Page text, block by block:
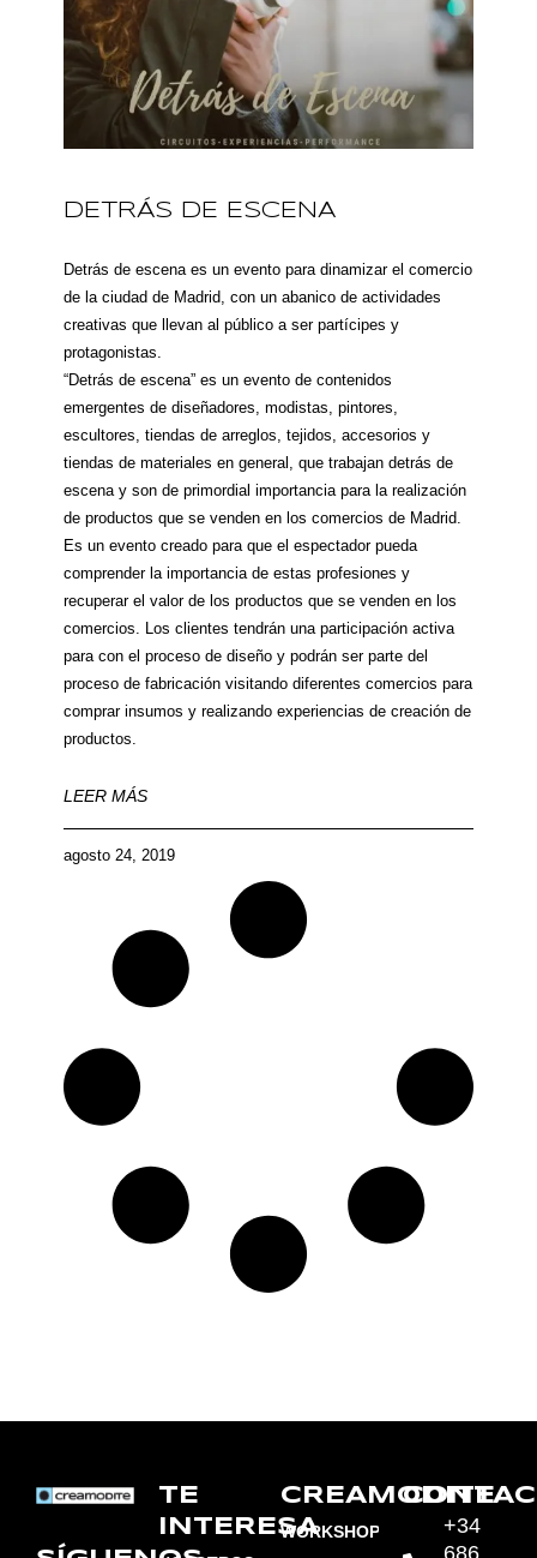
DETRÁS DE ESCENA
Detrás de escena es un evento para dinamizar el comercio
de la ciudad de Madrid, con un abanico de actividades
creativas que llevan al público a ser partícipes y
protagonistas.
“Detrás de escena” es un evento de contenidos
emergentes de diseñadores, modistas, pintores,
escultores, tiendas de arreglos, tejidos, accesorios y
tiendas de materiales en general, que trabajan detrás de
escena y son de primordial importancia para la realización
de productos que se venden en los comercios de Madrid.
Es un evento creado para que el espectador pueda
comprender la importancia de estas profesiones y
recuperar el valor de los productos que se venden en los
comercios. Los clientes tendrán una participación activa
para con el proceso de diseño y podrán ser parte del
proceso de fabricación visitando diferentes comercios para
comprar insumos y realizando experiencias de creación de
productos.
LEER MÁS
agosto 24, 2019
TE
INTERESA
CREAMODITE
WORKSHOPS
+34
686